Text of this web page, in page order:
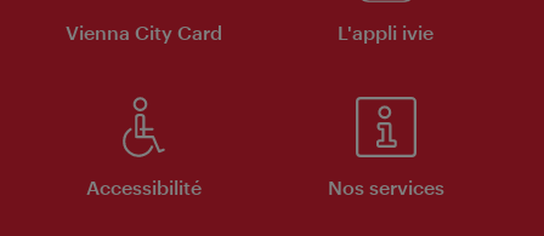
Vienna City Card L'appli ivie
Accessibilité Nos services